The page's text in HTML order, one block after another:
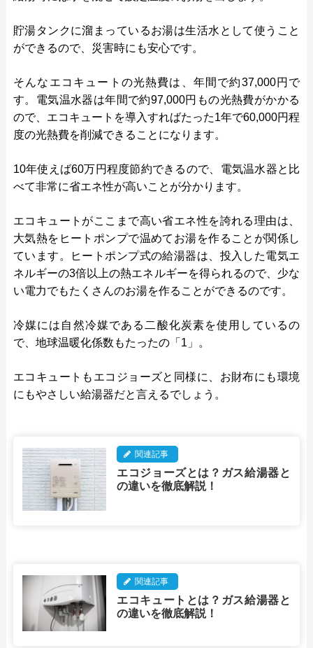
貯湯タンクに溜まっているお湯は生活水として使うこと
ができるので、災害時にも安心です。
そんなエコキュートの光熱費は、年間で約37,000円で
す。電気温水器は年間で約97,000円もの光熱費がかかる
ので、エコキュートを導入すればたった1年で60,000円程
度の光熱費を削減できることになります。
10年使えば60万円程度節約できるので、電気温水器と比
べて非常に省エネ性が高いことが分かります。
エコキュートがここまで高い省エネ性を誇れる理由は、
大気熱をヒートポンプで温めてお湯を作ることが関係し
ています。ヒートポンプ式の給湯器は、投入した電気エ
ネルギーの3倍以上の熱エネルギーを得られるので、少な
い電力でもたくさんのお湯を作ることができるのです。
冷媒には自然冷媒である二酸化炭素を使用しているの
で、地球温暖化係数もたったの「1」。
エコキュートもエコジョーズと同様に、お財布にも環境
にもやさしい給湯器だと言えるでしょう。
関連記事
エコジョーズとは？ガス給湯器と
の違いを徹底解説！
関連記事
エコキュートとは？ガス給湯器と
の違いを徹底解説！